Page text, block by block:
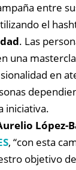
entre
el
. Las
una
en
iniciativa.
López-
, “con esta
objetivo